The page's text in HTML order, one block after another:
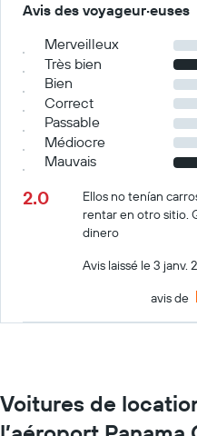
Avis des voyageur·euses
Merveilleux
Très bien
Bien
Correct
Passable
Médiocre
Mauvais
2.0
Ellos no tenían
rentar en otro sitio.
dinero
Avis laissé le 3 janv.
avis de
Voitures de